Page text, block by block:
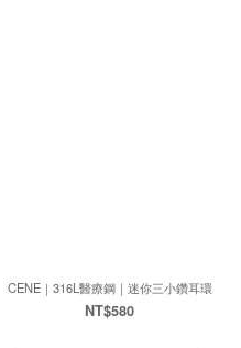
CENE｜316L醫療鋼｜迷你三小鑽耳環
NT$580